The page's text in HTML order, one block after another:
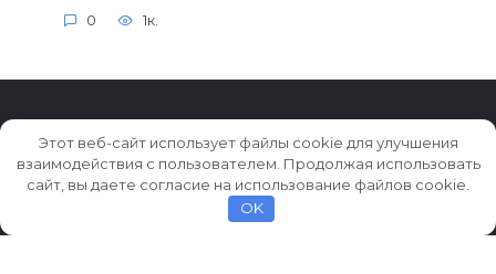
0 1к.
© 2026 Истории ★ Новости ★ Факты ★ Очерки
Этот веб-сайт использует файлы cookie для улучшения
взаимодействия с пользователем. Продолжая использовать
сайт, вы даете согласие на использование файлов cookie.
OK